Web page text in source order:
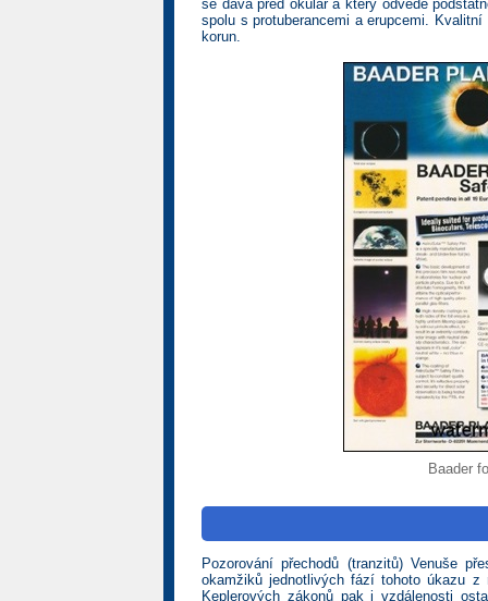
se dává před okulár a který odvede
spolu s protuberancemi a erupcemi.
korun.
Baader
Pozorování přechodů (tranzitů) Venuše
okamžiků jednotlivých fází tohoto úkazu
Keplerových zákonů pak i vzdálenosti